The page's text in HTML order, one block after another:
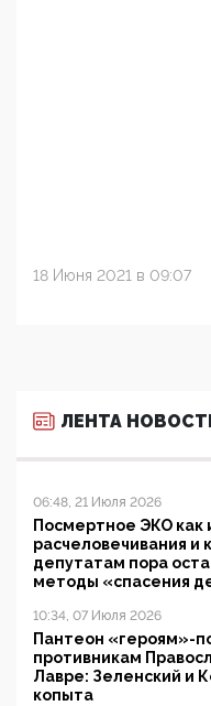
18 Июня 2021 в 09:07
ЛЕНТА
06:48, 21 Июля 2026
Посмертное ЭКО как
расчеловечивания и
депутатам пора
методы «спасения
10:34, 07 Июля 2026
Пантеон «героям»-
противникам
Лавре: Зеленский и
копыта